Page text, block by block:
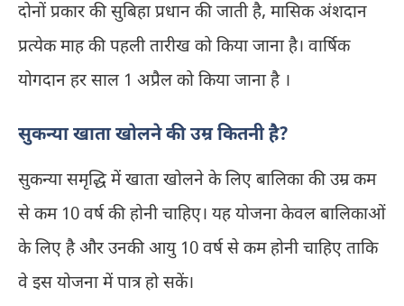
दोनों प्रकार की सुबिहा प्रधान की जाती है, मासिक अंशदान
प्रत्येक माह की पहली तारीख को किया जाना है। वार्षिक
योगदान हर साल 1 अप्रैल को किया जाना है ।
सुकन्या खाता खोलने की उम्र कितनी है?
सुकन्या समृद्धि में खाता खोलने के लिए बालिका की उम्र कम
से कम 10 वर्ष की होनी चाहिए। यह योजना केवल बालिकाओं
के लिए है और उनकी आयु 10 वर्ष से कम होनी चाहिए ताकि
वे इस योजना में पात्र हो सकें।